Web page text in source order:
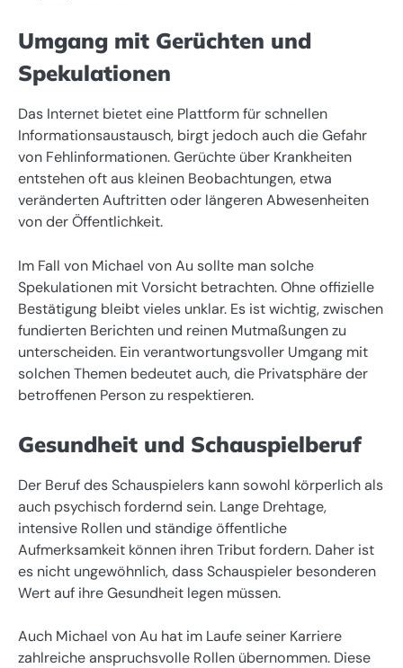
Umgang mit Gerüchten und
Spekulationen
Das Internet bietet eine Plattform für schnellen
Informationsaustausch, birgt jedoch auch die Gefahr
von Fehlinformationen. Gerüchte über Krankheiten
entstehen oft aus kleinen Beobachtungen, etwa
veränderten Auftritten oder längeren Abwesenheiten
von der Öffentlichkeit.
Im Fall von Michael von Au sollte man solche
Spekulationen mit Vorsicht betrachten. Ohne offizielle
Bestätigung bleibt vieles unklar. Es ist wichtig, zwischen
fundierten Berichten und reinen Mutmaßungen zu
unterscheiden. Ein verantwortungsvoller Umgang mit
solchen Themen bedeutet auch, die Privatsphäre der
betroffenen Person zu respektieren.
Gesundheit und Schauspielberuf
Der Beruf des Schauspielers kann sowohl körperlich als
auch psychisch fordernd sein. Lange Drehtage,
intensive Rollen und ständige öffentliche
Aufmerksamkeit können ihren Tribut fordern. Daher ist
es nicht ungewöhnlich, dass Schauspieler besonderen
Wert auf ihre Gesundheit legen müssen.
Auch Michael von Au hat im Laufe seiner Karriere
zahlreiche anspruchsvolle Rollen übernommen. Diese